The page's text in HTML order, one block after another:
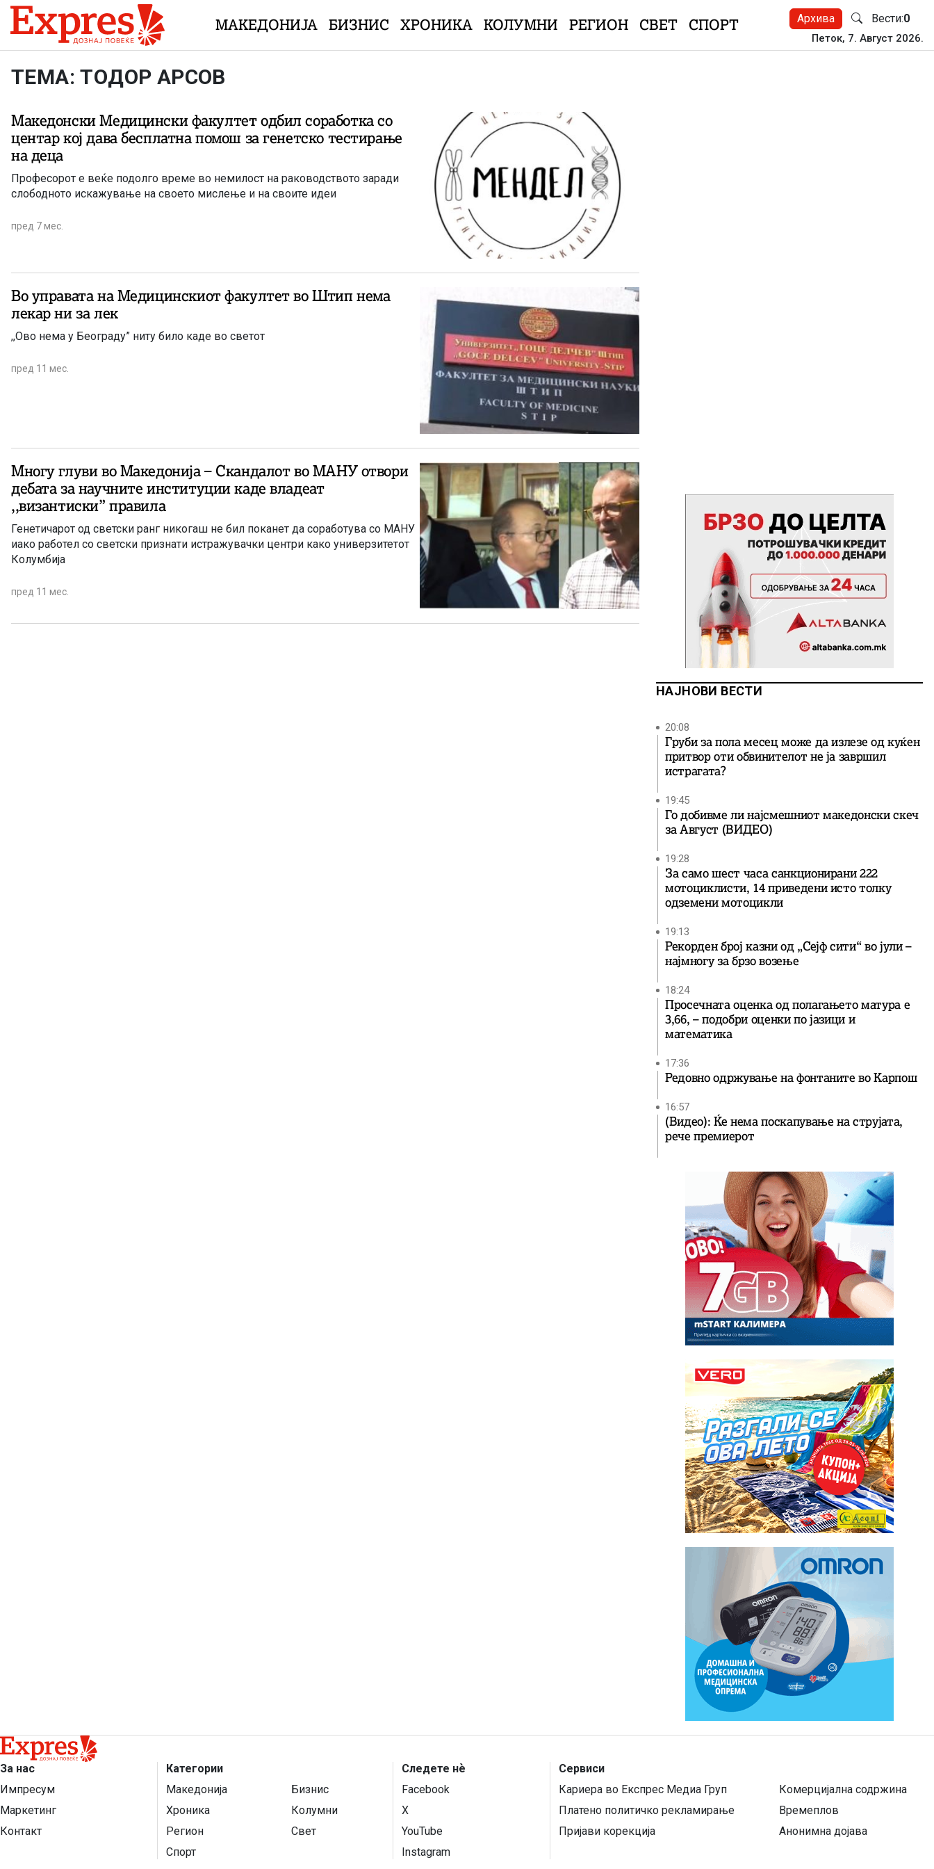
Skip to content
МАКЕДОНИЈА БИЗНИС ХРОНИКА КОЛУМНИ РЕГИОН СВЕТ СПОРТ Архива Вести:0
Петок, 7. Август 2026.
ТЕМА: ТОДОР АРСОВ
Македонски Медицински факултет одбил соработка со
центар кој дава бесплатна помош за генетско тестирање
на деца
Професорот е веќе подолго време во немилост на раководството заради
слободното искажување на своето мислење и на своите идеи
пред 7 мес.
Во управата на Медицинскиот факултет во Штип нема
лекар ни за лек
,,Ово нема у Београду” ниту било каде во светот
пред 11 мес.
Многу глуви во Македонија – Скандалот во МАНУ отвори
дебата за научните институции каде владеат
,,византиски” правила
Генетичарот од светски ранг никогаш не бил поканет да соработува со МАНУ
иако работел со светски признати истражувачки центри како универзитетот
Колумбија
пред 11 мес.
НАЈНОВИ ВЕСТИ
20:08
Груби за пола месец може да излезе од куќен
притвор оти обвинителот не ја завршил
истрагата?
19:45
Го добивме ли најсмешниот македонски скеч
за Август (ВИДЕО)
19:28
За само шест часа санкционирани 222
мотоциклисти, 14 приведени исто толку
одземени мотоцикли
19:13
Рекорден број казни од „Сејф сити“ во јули –
најмногу за брзо возење
18:24
Просечната оценка од полагањето матура е
3,66, – подобри оценки по јазици и
математика
17:36
Редовно одржување на фонтаните во Карпош
16:57
(Видео): Ќе нема поскапување на струјата,
рече премиерот
За нас
Импресум
Маркетинг
Контакт
Категории
Македонија
Бизнис
Хроника
Колумни
Регион
Свет
Спорт
Следете нѐ
Facebook
X
YouTube
Instagram
Сервиси
Кариера во Експрес Медиа Груп
Комерцијална содржина
Платено политичко рекламирање
Времеплов
Пријави корекција
Анонимна дојава